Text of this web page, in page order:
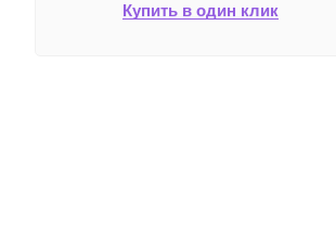
Купить в один клик